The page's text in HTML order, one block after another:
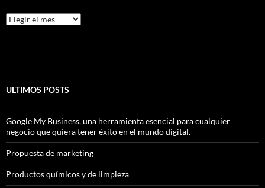
Archivos
ULTIMOS POSTS
Google My Business, una herramienta esencial para cualquier
negocio que quiera tener éxito en el mundo digital.
Propuesta de marketing
Productos químicos y de limpieza